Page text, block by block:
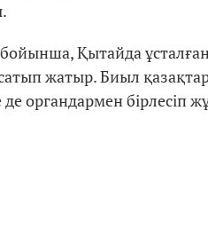
бойынша, Қытайда
жатыр. Биыл қазақтар
де органдармен бірлесіп